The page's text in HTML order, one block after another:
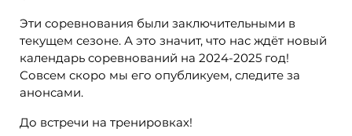
Эти соревнования были заключительными в
текущем сезоне. А это значит, что нас ждёт новый
календарь соревнований на 2024-2025 год!
Совсем скоро мы его опубликуем, следите за
анонсами.
До встречи на тренировках!